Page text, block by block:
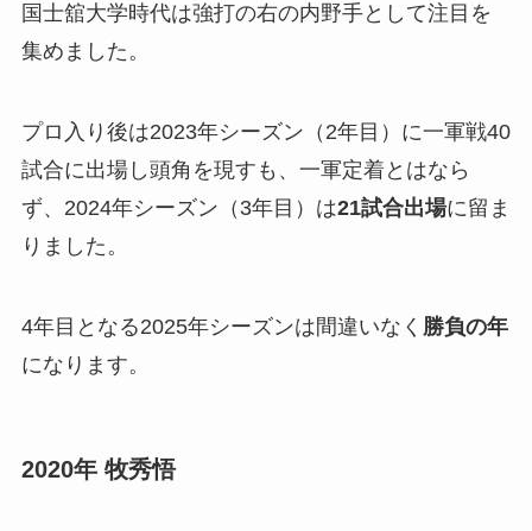
国士舘大学時代は強打の右の内野手として注目を
集めました。
プロ入り後は2023年シーズン（2年目）に一軍戦40
試合に出場し頭角を現すも、一軍定着とはなら
ず、2024年シーズン（3年目）は21試合出場に留ま
りました。
4年目となる2025年シーズンは間違いなく 勝負の年
になります。
2020年 牧秀悟